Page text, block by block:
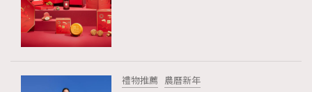
nmg.com.hk/privacy) 閱讀本公司的私隱政策聲明。
禮物推薦 農曆新年